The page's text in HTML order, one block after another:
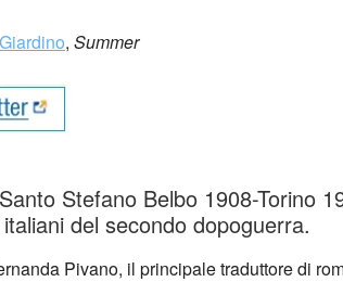
, Summer
Stefano Belbo 1908-Torino
del secondo dopoguerra.
Pivano, il principale traduttore di